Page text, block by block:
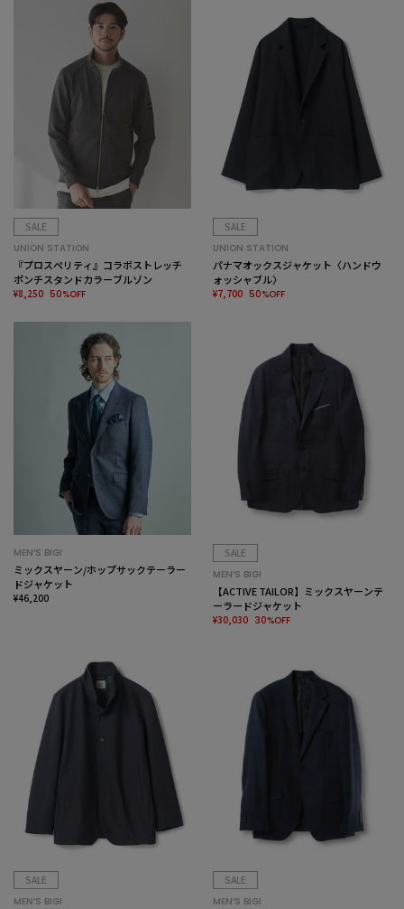
SALE
UNION STATION
『プロスペリティ』コラボストレッチ
ポンチスタンドカラーブルゾン
¥8,250 50%OFF
SALE
UNION STATION
パナマオックスジャケット〈ハンドウ
ォッシャブル〉
¥7,700 50%OFF
MEN’S BIGI
ミックスヤーン/ホップサックテーラー
ドジャケット
¥46,200
SALE
MEN’S BIGI
【ACTIVE TAILOR】ミックスヤーンテ
ーラードジャケット
¥30,030 30%OFF
SALE
MEN’S BIGI
SALE
MEN’S BIGI